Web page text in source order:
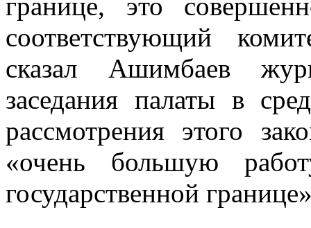
соответствующий
сказал Ашимбаев
заседания палаты в
рассмотрения этого
«очень большую
государственной